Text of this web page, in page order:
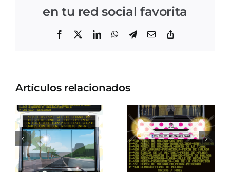
en tu red social favorita
Facebook LinkedInWhatsApp
Telegram
Correo
Artículos relacionados